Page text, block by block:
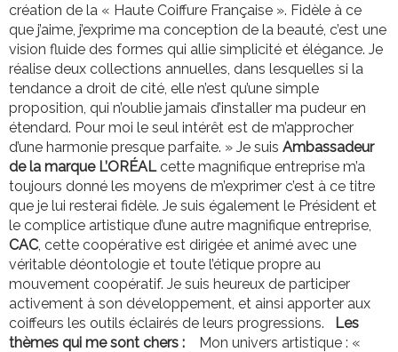
création de la « Haute Coiffure Française ». Fidèle à ce
que j’aime, j’exprime ma conception de la beauté, c’est une
vision fluide des formes qui allie simplicité et élégance. Je
réalise deux collections annuelles, dans lesquelles si la
tendance a droit de cité, elle n’est qu’une simple
proposition, qui n’oublie jamais d’installer ma pudeur en
étendard. Pour moi le seul intérêt est de m’approcher
d’une harmonie presque parfaite. » Je suis Ambassadeur
de la marque L’ORÉALcette magnifique entreprise m’a
toujours donné les moyens de m’exprimer c’est à ce titre
que je lui resterai fidèle. Je suis également le Président et
le complice artistique d’une autre magnifique entreprise,
CAC, cette coopérative est dirigée et animé avec une
véritable déontologie et toute l’étique propre au
mouvement coopératif. Je suis heureux de participer
activement à son développement, et ainsi apporter aux
coiffeurs les outils éclairés de leurs progressions.
Les
thèmes qui me sont chers :  Mon univers artistique : «